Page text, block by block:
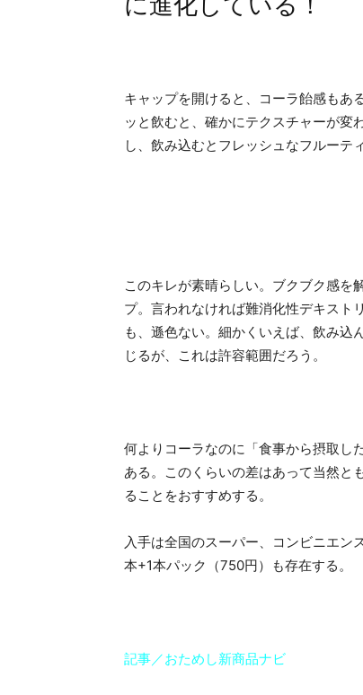
キャップを開けると、コーラ飴感もあ
ッと飲むと、確かにテクスチャーが変
し、飲み込むとフレッシュなフルーテ
このキレが素晴らしい。ブクブク感を
プ。言われなければ難消化性デキスト
も、遜色ない。細かくいえば、飲み
じるが、これは許容範囲だろう。
何よりコーラなのに「食事から摂取し
ある。このくらいの差はあって当然と
ることをおすすめする。
入手は全国のスーパー、コンビニエ
本+1本パック（750円）も存在する。
記事／おためし新商品ナビ